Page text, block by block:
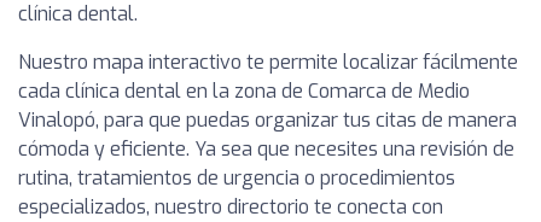
clínica dental.
Nuestro mapa interactivo te permite localizar fácilmente
cada clínica dental en la zona de Comarca de Medio
Vinalopó, para que puedas organizar tus citas de manera
cómoda y eficiente. Ya sea que necesites una revisión de
rutina, tratamientos de urgencia o procedimientos
especializados, nuestro directorio te conecta con